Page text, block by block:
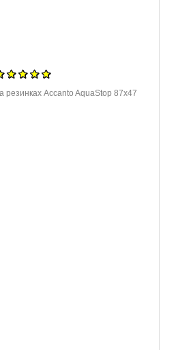
резинках Accanto AquaStop 87x47